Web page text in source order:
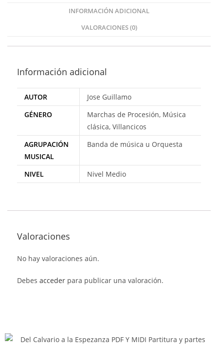
INFORMACIÓN ADICIONAL
VALORACIONES (0)
Información adicional
AUTOR
Jose Guillamo
GÉNERO
Marchas de Procesión, Música
clásica, Villancicos
AGRUPACIÓN
MUSICAL
Banda de música u Orquesta
NIVEL Nivel Medio
Valoraciones
No hay valoraciones aún.
Debes acceder para publicar una valoración.